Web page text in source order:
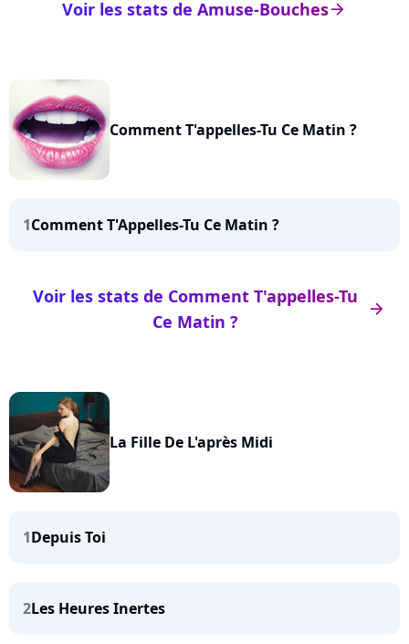
arrow_right
Voir les stats de Amuse-Bouches
Comment T'appelles-Tu Ce Matin ?
1Comment T'Appelles-Tu Ce Matin ?
arrow_right
Voir les stats de Comment T'appelles-Tu
Ce Matin ?
La Fille De L'après Midi
1Depuis Toi
2Les Heures Inertes